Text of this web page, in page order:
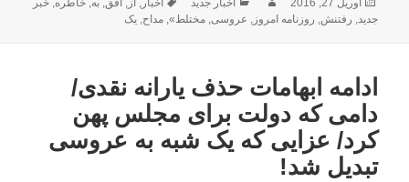
شدهجدید
رفتنش روزنامه امروز عروسی ,مختلط» ,مداح ,یک
ادامه ابهامات حذف یارانه نقدی/
دامی که دولت برای مجلس پهن
کرد/ عزایی که یک شبه به عروسی
تبدیل شد!